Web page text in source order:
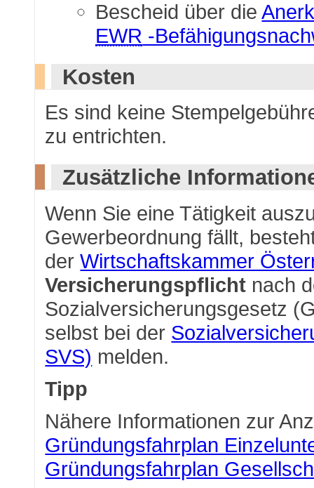
Bescheid über die
EWR -
Kosten
Es sind keine
zu entrichten.
Zusätzliche
Wenn Sie eine Tätigkeit
Gewerbeordnung fällt,
derWirtschaftskammer
Versicherungspflicht nach
Sozialversicherungsgesetz
selbst bei der
SVS) melden.
Tipp
Nähere Informationen zur
Gründungsfahrplan
Gründungsfahrplan